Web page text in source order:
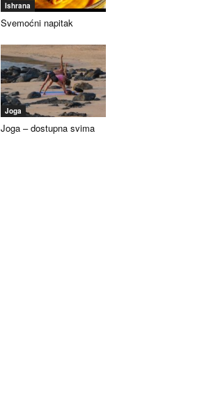
Ishrana
Svemoćni napitak
Joga
Joga – dostupna svima